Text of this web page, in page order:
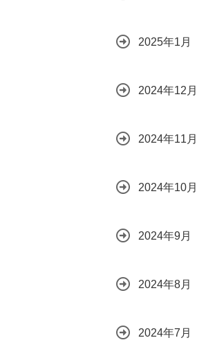
2025年1月
2024年12月
2024年11月
2024年10月
2024年9月
2024年8月
2024年7月